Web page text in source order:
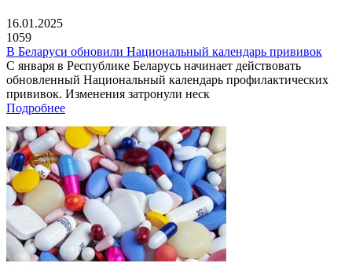
16.01.2025
1059
В Беларуси обновили Национальный календарь прививок
С января в Республике Беларусь начинает действовать
обновленный Национальный календарь профилактических
прививок. Изменения затронули неск
Подробнее